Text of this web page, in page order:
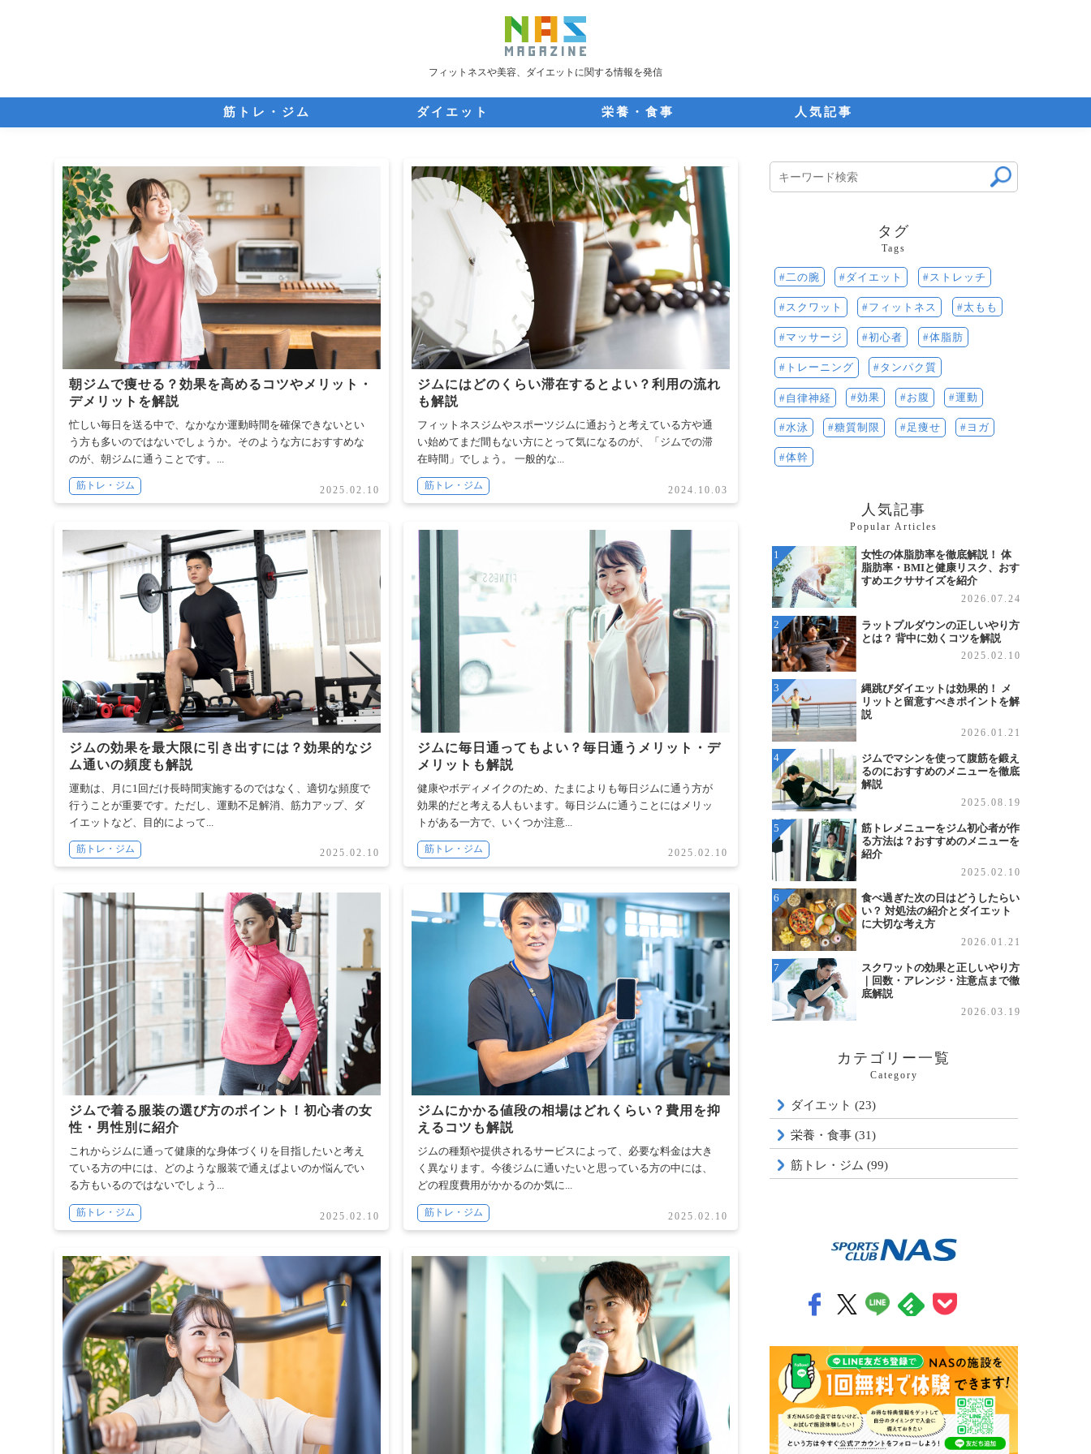
フィットネスや美容、ダイエットに関する情報を発信
筋トレ・ジム ダイエット 栄養・食事 人気記事
朝ジムで痩せる？効果を高めるコツやメリット・
デメリットを解説
忙しい毎日を送る中で、なかなか運動時間を確保できないとい
う方も多いのではないでしょうか。そのような方におすすめな
のが、朝ジムに通うことです。...
筋トレ・ジム 2025.02.10
ジムにはどのくらい滞在するとよい？利用の流れ
も解説
フィットネスジムやスポーツジムに通おうと考えている方や通
い始めてまだ間もない方にとって気になるのが、「ジムでの滞
在時間」でしょう。 一般的な...
筋トレ・ジム 2024.10.03
ジムの効果を最大限に引き出すには？効果的なジ
ム通いの頻度も解説
運動は、月に1回だけ長時間実施するのではなく、適切な頻度で
行うことが重要です。ただし、運動不足解消、筋力アップ、ダ
イエットなど、目的によって...
筋トレ・ジム 2025.02.10
ジムに毎日通ってもよい？毎日通うメリット・デ
メリットも解説
健康やボディメイクのため、たまによりも毎日ジムに通う方が
効果的だと考える人もいます。毎日ジムに通うことにはメリッ
トがある一方で、いくつか注意...
筋トレ・ジム 2025.02.10
ジムで着る服装の選び方のポイント！初心者の女
性・男性別に紹介
これからジムに通って健康的な身体づくりを目指したいと考え
ている方の中には、どのような服装で通えばよいのか悩んでい
る方もいるのではないでしょう...
筋トレ・ジム 2025.02.10
ジムにかかる値段の相場はどれくらい？費用を抑
えるコツも解説
ジムの種類や提供されるサービスによって、必要な料金は大き
く異なります。今後ジムに通いたいと思っている方の中には、
どの程度費用がかかるのか気に...
筋トレ・ジム 2025.02.10
タグ
Tags
二の腕 ダイエット ストレッチ
スクワット フィットネス 太もも
マッサージ 初心者 体脂肪
トレーニング タンパク質
自律神経 効果 お腹 運動
水泳 糖質制限 足痩せ ヨガ
体幹
人気記事
Popular Articles
女性の体脂肪率を徹底解説！ 体
脂肪率・BMIと健康リスク、おす
すめエクササイズを紹介
2026.07.24
ラットプルダウンの正しいやり方
とは？ 背中に効くコツを解説
2025.02.10
縄跳びダイエットは効果的！ メ
リットと留意すべきポイントを解
説
2026.01.21
ジムでマシンを使って腹筋を鍛え
るのにおすすめのメニューを徹底
解説
2025.08.19
筋トレメニューをジム初心者が作
る方法は？おすすめのメニューを
紹介
2025.02.10
食べ過ぎた次の日はどうしたらい
い？ 対処法の紹介とダイエット
に大切な考え方
2026.01.21
スクワットの効果と正しいやり方
｜回数・アレンジ・注意点まで徹
底解説
2026.03.19
カテゴリー一覧
Category
ダイエット (23)
栄養・食事 (31)
筋トレ・ジム (99)